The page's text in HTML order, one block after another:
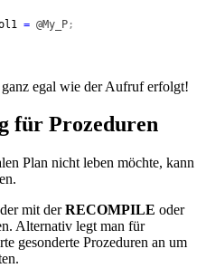
= @My_P ;
egal wie der Aufruf erfolgt!
für Prozeduren
Plan nicht leben möchte, kann
mit derRECOMPILE oder
Alternativ legt man für
gesonderte Prozeduren an um